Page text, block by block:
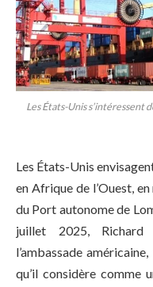
Les États-Unis s’intéressent
Les États-Unis
en Afrique de l’Ouest,
du Port autonome de
juillet 2025, Richard
l’ambassade
qu’il considère comme